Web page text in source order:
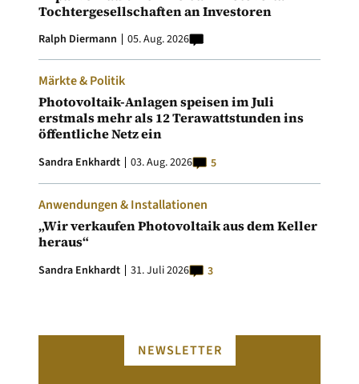
Tochtergesellschaften an Investoren
Ralph Diermann 05. Aug. 2026
Märkte & Politik
Photovoltaik-Anlagen speisen im Juli
erstmals mehr als 12 Terawattstunden ins
öffentliche Netz ein
Sandra Enkhardt 03. Aug. 2026 5
Anwendungen & Installationen
„Wir verkaufen Photovoltaik aus dem Keller
heraus“
Sandra Enkhardt 31. Juli 2026 3
NEWSLETTER